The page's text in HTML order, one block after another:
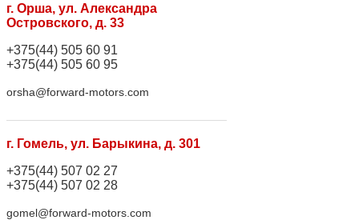
г. Орша, ул. Александра
Островского, д. 33
+375(44) 505 60 91
+375(44) 505 60 95
orsha@forward-motors.com
г. Гомель, ул. Барыкина, д. 301
+375(44) 507 02 27
+375(44) 507 02 28
gomel@forward-motors.com